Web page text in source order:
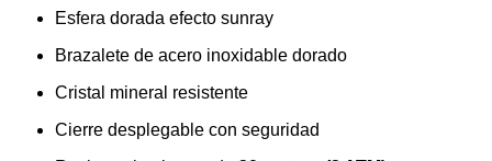
Esfera dorada efecto sunray
Brazalete de acero inoxidable dorado
Cristal mineral resistente
Cierre desplegable con seguridad